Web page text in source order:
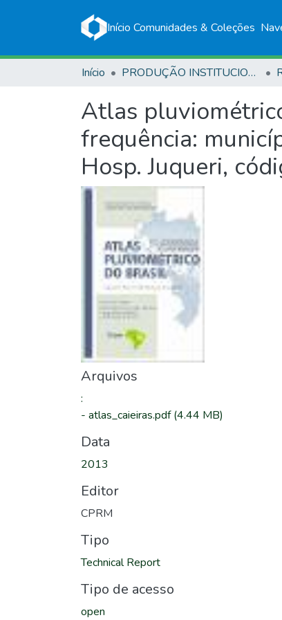
Início Comunidades & Coleções
Início PRODUÇÃO INSTITUCIONAL
Atlas
frequência:
Hosp. Juqueri,
Arquivos
:
- atlas_caieiras.pdf(4.44 MB)
Data
2013
Editor
CPRM
Tipo
Technical Report
Tipo de acesso
open